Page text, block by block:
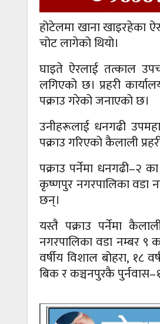
होटेलमा खाना खाइरहेका
चोट लागेको थियो।
घाइते ऐरलाई तत्काल
लगिएको छ। प्रहरी
पक्राउ गरेको जनाएको छ।
उनीहरूलाई धनगढी
पक्राउ गरिएको कैलाली
पक्राउ पर्नेमा धनगढी–२
कृष्णपुर नगरपालिका वडा
छन्।
यस्तै पक्राउ पर्नेमा
नगरपालिका वडा नम्बर ९
वर्षीय विशाल बोहरा, १८
बिक र कञ्चनपुरकै